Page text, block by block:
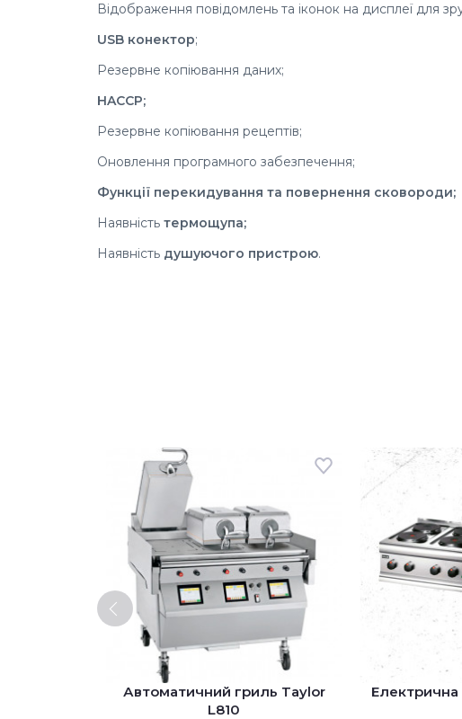
Відображення повідомлень та іконок на дисплеї для
USB конектор;
Резервне копіювання даних;
HACCP;
Резервне копіювання рецептів;
Оновлення програмного забезпечення;
Функції перекидування та повернення сковороди;
Наявність термощупа;
Наявність душуючого пристрою.
Автоматичний гриль Taylor
L810